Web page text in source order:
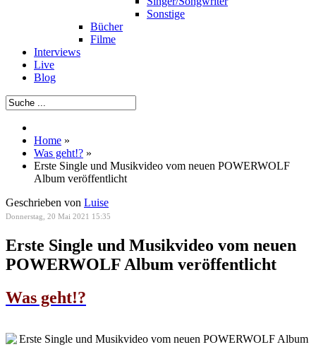
Sonstige
Bücher
Filme
Interviews
Live
Blog
Home »
Was geht!? »
Erste Single und Musikvideo vom neuen POWERWOLF
Album veröffentlicht
Geschrieben von Luise
Donnerstag, 20 Mai 2021 15:35
Erste Single und Musikvideo vom neuen
POWERWOLF Album veröffentlicht
Was geht!?